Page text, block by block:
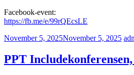
Facebook-event:
https://fb.me/e/99rQEcsLE
November 5, 2025November 5, 2025
PPT